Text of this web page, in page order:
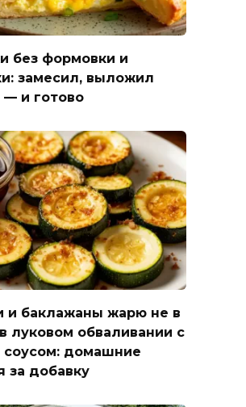
без формовки и
замесил, выложил
и готово
и баклажаны жарю не в
луковом обваливании с
соусом: домашние
за добавку